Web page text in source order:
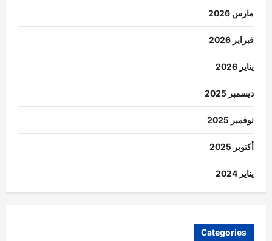
مارس 2026
فبراير 2026
يناير 2026
ديسمبر 2025
نوفمبر 2025
أكتوبر 2025
يناير 2024
Categories